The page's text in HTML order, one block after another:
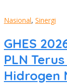
Nasional, Sinergi
GHES
PLN
Hidrogen